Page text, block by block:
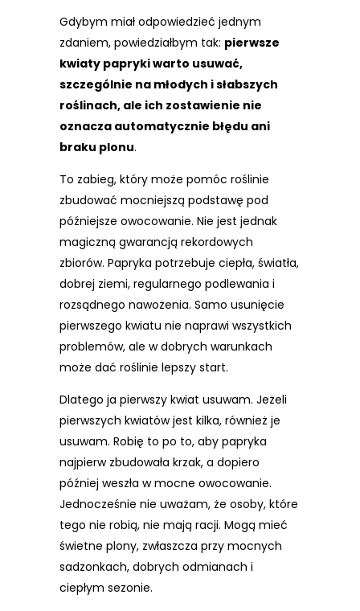
Gdybym miał odpowiedzieć jednym
zdaniem, powiedziałbym tak: pierwsze
kwiaty papryki warto usuwać,
szczególnie na młodych i słabszych
roślinach, ale ich zostawienie nie
oznacza automatycznie błędu ani
braku plonu.
To zabieg, który może pomóc roślinie
zbudować mocniejszą podstawę pod
późniejsze owocowanie. Nie jest jednak
magiczną gwarancją rekordowych
zbiorów. Papryka potrzebuje ciepła, światła,
dobrej ziemi, regularnego podlewania i
rozsądnego nawożenia. Samo usunięcie
pierwszego kwiatu nie naprawi wszystkich
problemów, ale w dobrych warunkach
może dać roślinie lepszy start.
Dlatego ja pierwszy kwiat usuwam. Jeżeli
pierwszych kwiatów jest kilka, również je
usuwam. Robię to po to, aby papryka
najpierw zbudowała krzak, a dopiero
później weszła w mocne owocowanie.
Jednocześnie nie uważam, że osoby, które
tego nie robią, nie mają racji. Mogą mieć
świetne plony, zwłaszcza przy mocnych
sadzonkach, dobrych odmianach i
ciepłym sezonie.